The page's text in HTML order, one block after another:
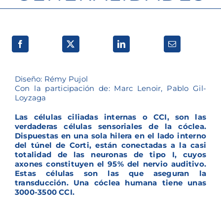
Diseño: Rémy Pujol
Con la participación de: Marc Lenoir, Pablo Gil-
Loyzaga
Las células ciliadas internas o CCI, son las
verdaderas células sensoriales de la cóclea.
Dispuestas en una sola hilera en el lado interno
del túnel de Corti, están conectadas a la casi
totalidad de las neuronas de tipo I, cuyos
axones constituyen el 95% del nervio auditivo.
Estas células son las que aseguran la
transducción. Una cóclea humana tiene unas
3000-3500 CCI.